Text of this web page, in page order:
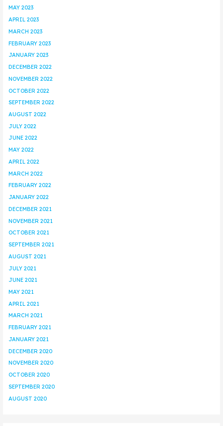
MAY 2023
APRIL 2023
MARCH 2023
FEBRUARY 2023
JANUARY 2023
DECEMBER 2022
NOVEMBER 2022
OCTOBER 2022
SEPTEMBER 2022
AUGUST 2022
JULY 2022
JUNE 2022
MAY 2022
APRIL 2022
MARCH 2022
FEBRUARY 2022
JANUARY 2022
DECEMBER 2021
NOVEMBER 2021
OCTOBER 2021
SEPTEMBER 2021
AUGUST 2021
JULY 2021
JUNE 2021
MAY 2021
APRIL 2021
MARCH 2021
FEBRUARY 2021
JANUARY 2021
DECEMBER 2020
NOVEMBER 2020
OCTOBER 2020
SEPTEMBER 2020
AUGUST 2020